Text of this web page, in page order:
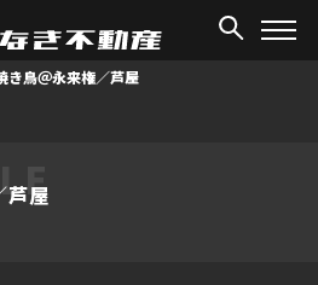
き鳥＠永来権／芦屋
芦屋